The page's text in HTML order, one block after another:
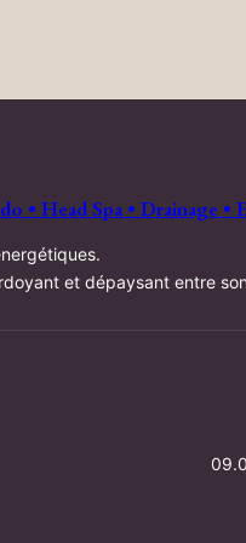
• Head Spa • Drainage •
et dépaysant entre